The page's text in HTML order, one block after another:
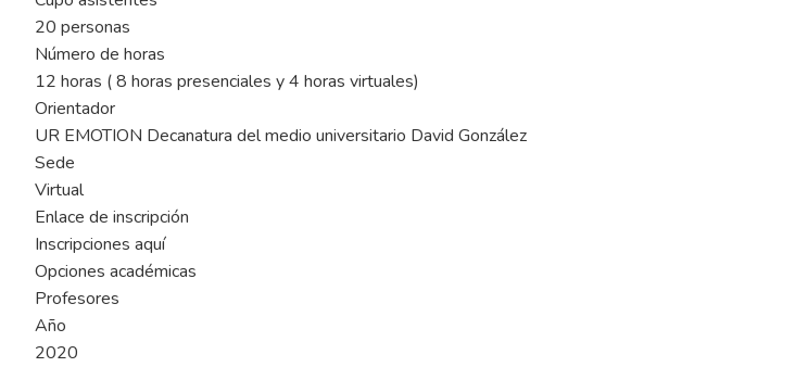
20 personas
Número de horas
12 horas ( 8 horas presenciales y 4 horas virtuales)
Orientador
UR EMOTION Decanatura del medio universitario David González
Sede
Virtual
Enlace de inscripción
Inscripciones aquí
Opciones académicas
Profesores
Año
2020